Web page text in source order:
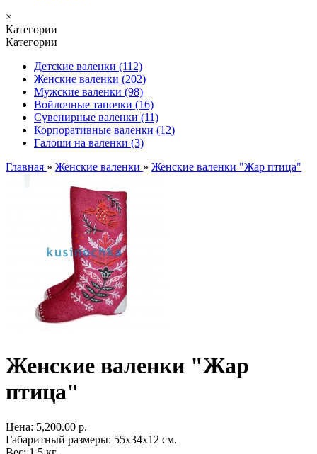
×
Категории
Категории
Детские валенки (112)
Женские валенки (202)
Мужские валенки (98)
Войлочные тапочки (16)
Сувенирные валенки (11)
Корпоративные валенки (12)
Галоши на валенки (3)
Главная » Женские валенки » Женские валенки "Жар птица"
Женские валенки "Жар
птица"
Цена: 5,200.00 р.
Габаритный размеры: 55x34x12 см.